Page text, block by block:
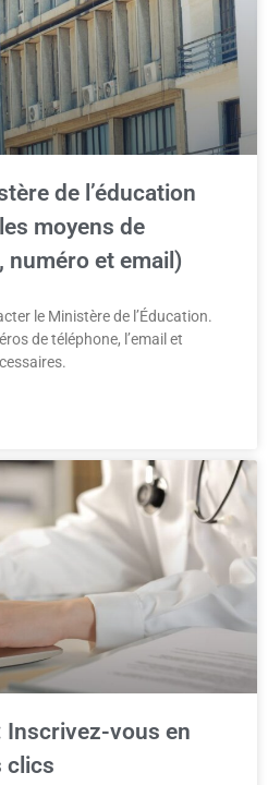
de l’éducation
moyens de
numéro et email)
le Ministère de l’Éducation.
de téléphone, l’email et
Inscrivez-vous en
clics